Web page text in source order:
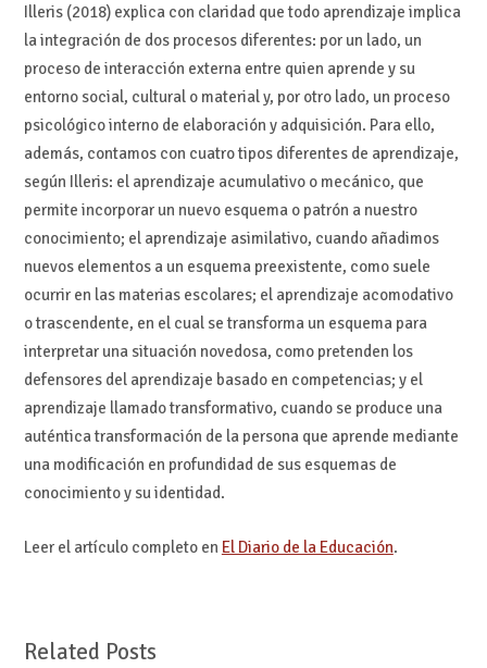
Illeris (2018) explica con claridad que todo aprendizaje implica
la integración de dos procesos diferentes: por un lado, un
proceso de interacción externa entre quien aprende y su
entorno social, cultural o material y, por otro lado, un proceso
psicológico interno de elaboración y adquisición. Para ello,
además, contamos con cuatro tipos diferentes de aprendizaje,
según Illeris: el aprendizaje acumulativo o mecánico, que
permite incorporar un nuevo esquema o patrón a nuestro
conocimiento; el aprendizaje asimilativo, cuando añadimos
nuevos elementos a un esquema preexistente, como suele
ocurrir en las materias escolares; el aprendizaje acomodativo
o trascendente, en el cual se transforma un esquema para
interpretar una situación novedosa, como pretenden los
defensores del aprendizaje basado en competencias; y el
aprendizaje llamado transformativo, cuando se produce una
auténtica transformación de la persona que aprende mediante
una modificación en profundidad de sus esquemas de
conocimiento y su identidad.
Leer el artículo completo en El Diario de la Educación.
Related Posts